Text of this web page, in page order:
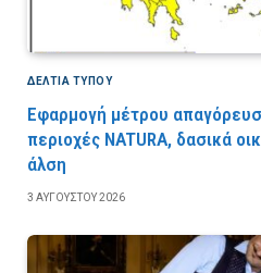
ΔΕΛΤΙΑ ΤΥΠΟΥ
Εφαρμογή μέτρου
περιοχές NATURA, δασικά
άλση
3 ΑΥΓΟΎΣΤΟΥ 2026